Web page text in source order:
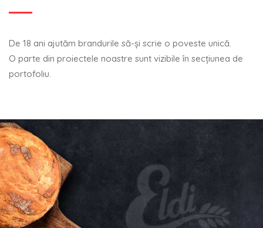
De 18 ani ajutăm brandurile să-şi scrie o poveste unică.
O parte din proiectele noastre sunt vizibile în secţiunea de
portofoliu.